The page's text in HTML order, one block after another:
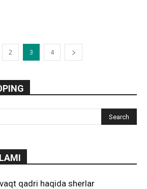
2 3 4
qadri haqida sherlar